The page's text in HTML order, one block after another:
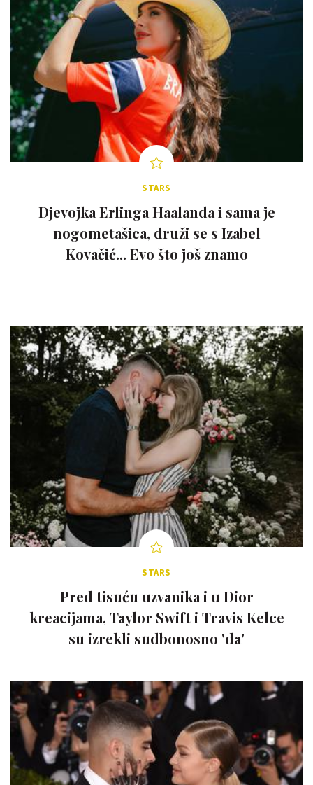
STARS
Djevojka Erlinga Haalanda i sama je
nogometašica, druži se s Izabel
Kovačić... Evo što još znamo
STARS
Pred tisuću uzvanika i u Dior
kreacijama, Taylor Swift i Travis Kelce
su izrekli sudbonosno 'da'